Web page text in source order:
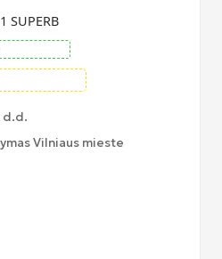
SUPERB
d.d.
Vilniaus mieste